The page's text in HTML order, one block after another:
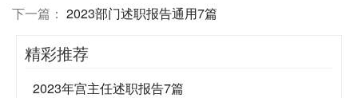
下一篇： 2023部门述职报告通用7篇
精彩推荐
2023年宫主任述职报告7篇